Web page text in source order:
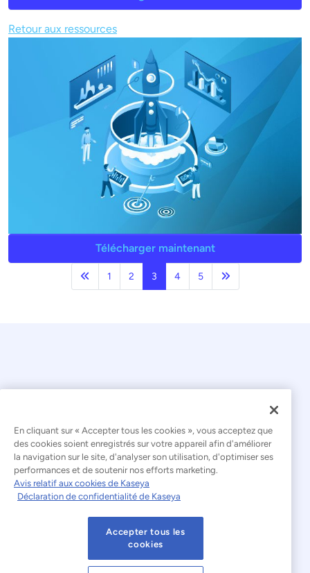
Retour aux ressources
Télécharger maintenant
Précédent
1 2 3 4 5 Page suivante
© 2026 Kaseya. Tous droits réservés.
Français
Déclaration relative à l'esclavage moderne
Mentions légales
Conditions d'utilisation du site web
Déclaration de confidentialité
En cliquant sur « Accepter tous les cookies », vous acceptez que
des cookies soient enregistrés sur votre appareil afin d'améliorer
la navigation sur le site, d'analyser son utilisation, d'optimiser ses
performances et de soutenir nos efforts marketing.
Avis relatif aux cookies de Kaseya
Déclaration de confidentialité de Kaseya
Accepter tous les
cookies